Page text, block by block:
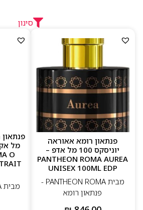
רבה בקרב חובבי בשמי נישה בזכות
העמידות המרשימה והאיזון בין יוקרה
מתאפיינים בעומק, תחכום ונוכחות
סינון
פנתאון רומא אאוראה
יוניסקס 100 מל אדפ –
PANTHEON ROMA AUREA
UNISEX 100ML EDP
מבית PANTHEON ROMA -
פנתאון רומא
מל
O